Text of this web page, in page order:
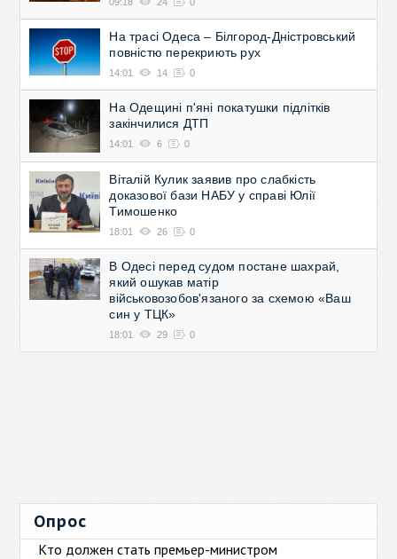
На трасі Одеса – Білгород-Дністровський
повністю перекриють рух
14:01 14 0
На Одещині п'яні покатушки підлітків
закінчилися ДТП
14:01 6 0
Віталій Кулик заявив про слабкість
доказової бази НАБУ у справі Юлії
Тимошенко
18:01 26 0
В Одесі перед судом постане шахрай,
який ошукав матір
військовозобов'язаного за схемою «Ваш
син у ТЦК»
18:01 29 0
Опрос
Кто должен стать премьер-министром